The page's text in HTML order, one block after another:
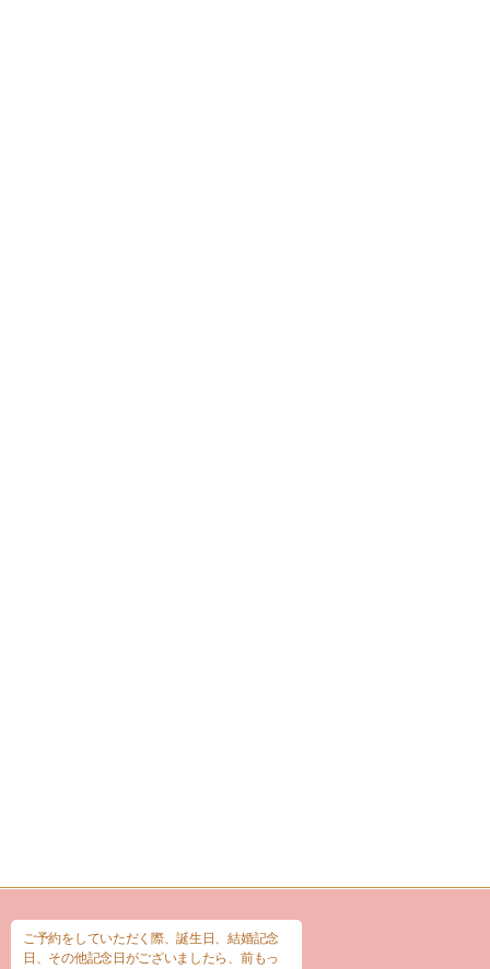
ご予約をしていただく際、誕生日、結婚記念
日、その他記念日がございましたら、前もっ